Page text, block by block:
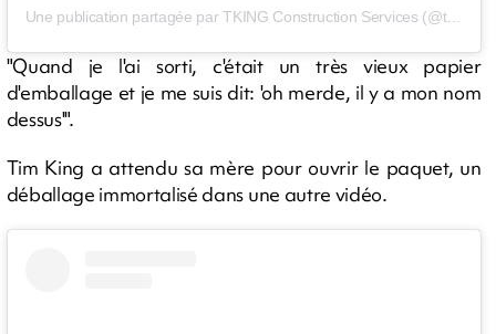
Une publication partagée par TKING Construction Services (@tking_cs)
"Quand je l'ai sorti, c'était un très vieux papier
d'emballage et je me suis dit: 'oh merde, il y a mon nom
dessus'".
Tim King a attendu sa mère pour ouvrir le paquet, un
déballage immortalisé dans une autre vidéo.